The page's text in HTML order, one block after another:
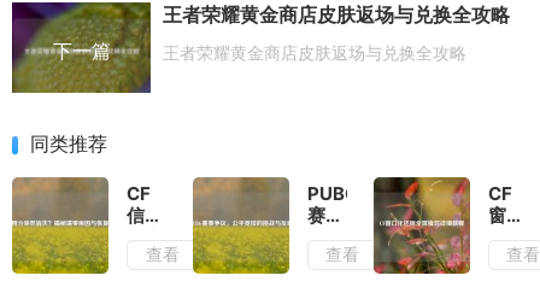
下一篇
王者荣耀黄金商店皮肤返场与兑换全攻略
王者荣耀黄金商店皮肤返场与兑换全攻略
同类推荐
CF
信用
分突
然消
查看
PUBG
赛事
争
议，
查看
CF
窗口
化还
原全
查看